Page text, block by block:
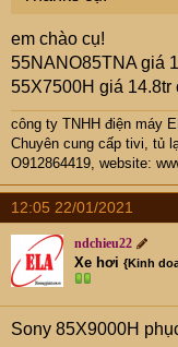
em chào cụ!
55NANO85TNA giá
55X7500H giá 14.8tr
công ty TNHH điện máy
Chuyên cung cấp tivi, tủ
O912864419, website:
12:05 22/01/2021
ndchieu22
Xe hơi {Kinh
Sony 85X9000H